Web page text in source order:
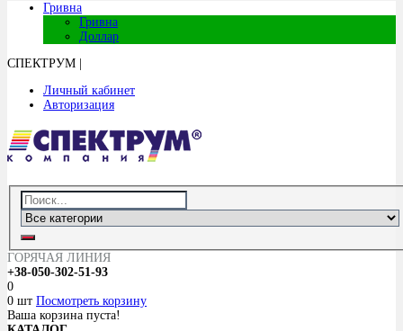
Гривна
Гривна
Доллар
СПЕКТРУМ
Личный кабинет
Авторизация
ГОРЯЧАЯ ЛИНИЯ
+38-050-302-51-93
0
0 шт Посмотреть корзину
Ваша корзина пуста!